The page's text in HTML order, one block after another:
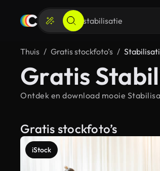
Thuis Gratis stockfoto’s
Gratis
Ontdek en download mooie
Gratis stockfoto’s
iStock